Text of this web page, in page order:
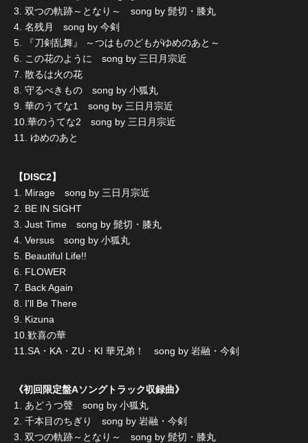
3. 双つの軌跡～となり～ song by 髭切・膝丸
4. 名残月 song by 今剣
5. 『刀剣乱舞』 ～つはものどもがゆめのあと～
6. この花のように song by 三日月宗近
7. 散るは火の花
8. 守るべきもの song by 小狐丸
9. 華のうてな1 song by 三日月宗近
10.華のうてな2 song by 三日月宗近
11. ゆめのあと
【DISC2】
1. Mirage song by 三日月宗近
2. BE IN SIGHT
3. Just Time song by 髭切・膝丸
4. Versus song by 小狐丸
5. Beautiful Life!!
6. FLOWER
7. Back Again
8. I'll Be There
9. Kizuna
10.歓喜の華
11.SA・KA・ZU・KI 華兄弟！ song by 岩融・今剣
《初回限定盤Aソングトラック収録曲》
1. あどうつ聲 song by 小狐丸
2. 千本目のちぎり song by 岩融・今剣
3. 双つの軌跡～となり～ song by 髭切・膝丸